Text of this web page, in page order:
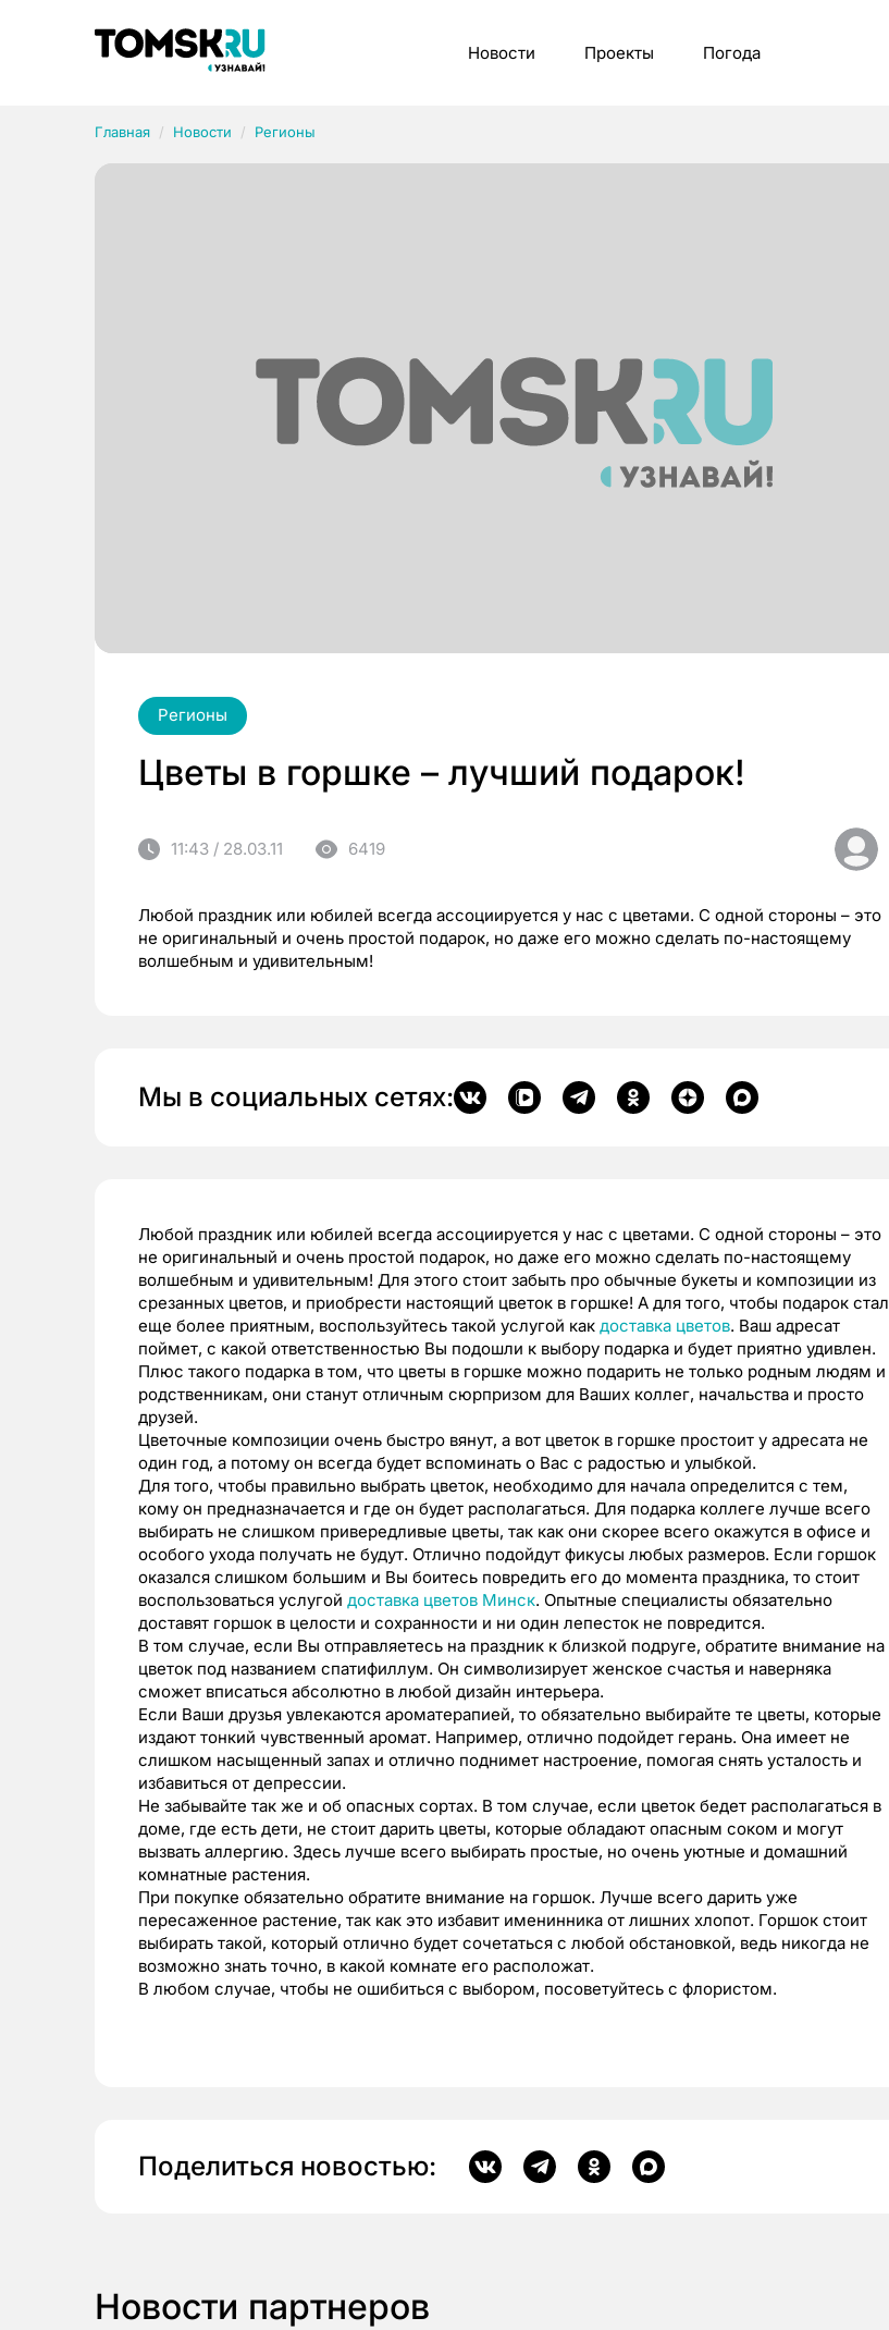
Новости Проекты Погода
Главная Новости Регионы
Регионы
Цветы в горшке – лучший подарок!
11:43 / 28.03.11 6419
Любой праздник или юбилей всегда ассоциируется у нас с цветами. С одной стороны – это
не оригинальный и очень простой подарок, но даже его можно сделать по-настоящему
волшебным и удивительным!
Мы в социальных сетях:
Любой праздник или юбилей всегда ассоциируется у нас с цветами. С одной стороны – это
не оригинальный и очень простой подарок, но даже его можно сделать по-настоящему
волшебным и удивительным! Для этого стоит забыть про обычные букеты и композиции из
срезанных цветов, и приобрести настоящий цветок в горшке! А для того, чтобы подарок стал
еще более приятным, воспользуйтесь такой услугой как доставка цветов. Ваш адресат
поймет, с какой ответственностью Вы подошли к выбору подарка и будет приятно удивлен.
Плюс такого подарка в том, что цветы в горшке можно подарить не только родным людям и
родственникам, они станут отличным сюрпризом для Ваших коллег, начальства и просто
друзей.
Цветочные композиции очень быстро вянут, а вот цветок в горшке простоит у адресата не
один год, а потому он всегда будет вспоминать о Вас с радостью и улыбкой.
Для того, чтобы правильно выбрать цветок, необходимо для начала определится с тем,
кому он предназначается и где он будет располагаться. Для подарка коллеге лучше всего
выбирать не слишком привередливые цветы, так как они скорее всего окажутся в офисе и
особого ухода получать не будут. Отлично подойдут фикусы любых размеров. Если горшок
оказался слишком большим и Вы боитесь повредить его до момента праздника, то стоит
воспользоваться услугой доставка цветов Минск. Опытные специалисты обязательно
доставят горшок в целости и сохранности и ни один лепесток не повредится.
В том случае, если Вы отправляетесь на праздник к близкой подруге, обратите внимание на
цветок под названием спатифиллум. Он символизирует женское счастья и наверняка
сможет вписаться абсолютно в любой дизайн интерьера.
Если Ваши друзья увлекаются ароматерапией, то обязательно выбирайте те цветы, которые
издают тонкий чувственный аромат. Например, отлично подойдет герань. Она имеет не
слишком насыщенный запах и отлично поднимет настроение, помогая снять усталость и
избавиться от депрессии.
Не забывайте так же и об опасных сортах. В том случае, если цветок бедет располагаться в
доме, где есть дети, не стоит дарить цветы, которые обладают опасным соком и могут
вызвать аллергию. Здесь лучше всего выбирать простые, но очень уютные и домашний
комнатные растения.
При покупке обязательно обратите внимание на горшок. Лучше всего дарить уже
пересаженное растение, так как это избавит именинника от лишних хлопот. Горшок стоит
выбирать такой, который отлично будет сочетаться с любой обстановкой, ведь никогда не
возможно знать точно, в какой комнате его расположат.
В любом случае, чтобы не ошибиться с выбором, посоветуйтесь с флористом.
Поделиться новостью:
Новости партнеров
Рубрики